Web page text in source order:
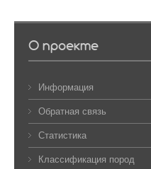
О проекте
Информация
Обратная связь
Статистика
Классификация пород